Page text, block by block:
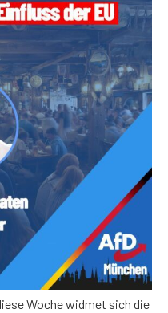
Woche widmet sich die